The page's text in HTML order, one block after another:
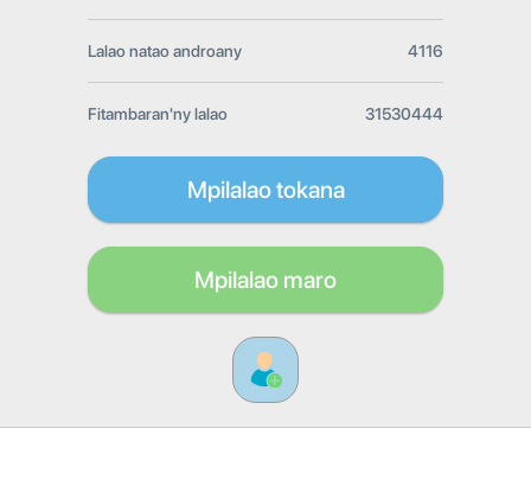
Lalao natao androany 4116
Fitambaran'ny lalao 31530444
Mpilalao tokana
Mpilalao maro